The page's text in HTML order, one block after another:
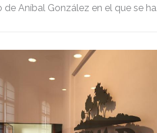
Aníbal González en el que se ha